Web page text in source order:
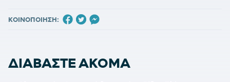
ΚΟΙΝΟΠΟΙΗΣΗ:
ΔΙΑΒΑΣΤΕ ΑΚΟΜΑ